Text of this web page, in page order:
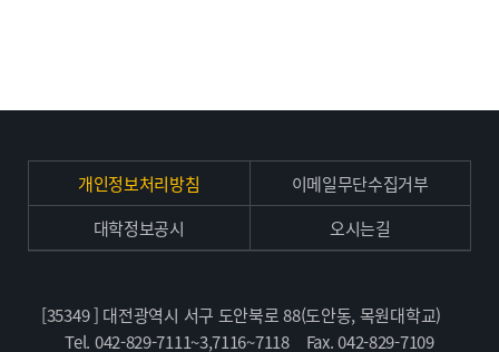
개인정보처리방침
이메일무단수집거부
대학정보공시
오시는길
[35349 ] 대전광역시 서구 도안북로 88(도안동, 목원대학교)
Tel. 042-829-7111~3,7116~7118
Fax. 042-829-7109